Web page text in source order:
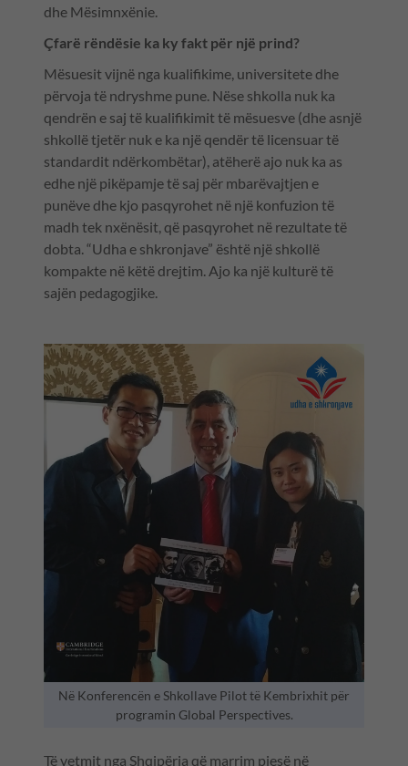
dhe Mësimnxënie.
Çfarë rëndësie ka ky fakt për një prind?
Mësuesit vijnë nga kualifikime, universitete dhe
përvoja të ndryshme pune. Nëse shkolla nuk ka
qendrën e saj të kualifikimit të mësuesve (dhe asnjë
shkollë tjetër nuk e ka një qendër të licensuar të
standardit ndërkombëtar), atëherë ajo nuk ka as
edhe një pikëpamje të saj për mbarëvajtjen e
punëve dhe kjo pasqyrohet në një konfuzion të
madh tek nxënësit, që pasqyrohet në rezultate të
dobta. “Udha e shkronjave” është një shkollë
kompakte në këtë drejtim. Ajo ka një kulturë të
sajën pedagogjike.
Në Konferencën e Shkollave Pilot të Kembrixhit për
programin Global Perspectives.
Të vetmit nga Shqipëria që marrim pjesë në